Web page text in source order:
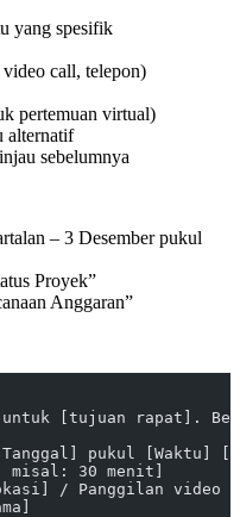
yang spesifik
call, telepon)
pertemuan virtual)
alternatif
sebelumnya
– 3 Desember pukul
Proyek”
Anggaran”
untuk [tujuan rapat].
pukul [Waktu]
misal: 30 menit]
/ Panggilan